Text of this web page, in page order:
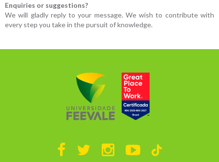
Enquiries or suggestions?
We will gladly reply to your message. We wish to contribute with
every step you take in the pursuit of knowledge.